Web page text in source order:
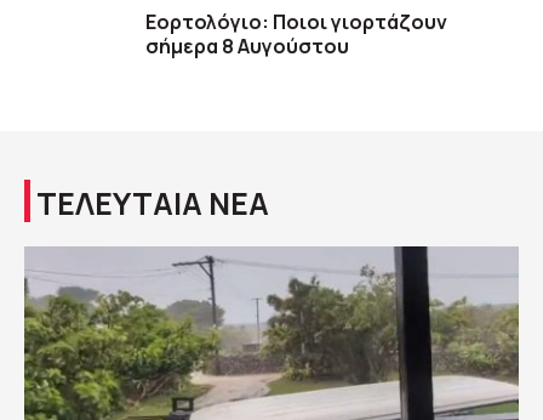
Εορτολόγιο: Ποιοι γιορτάζουν
σήμερα 8 Αυγούστου
ΤΕΛΕΥΤΑΙΑ ΝΕΑ